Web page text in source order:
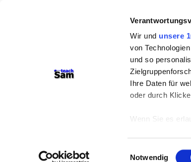
Wir und unsere
von
und so
Ihre Daten für
oder durch
Wenn Sie es
Ihr
Notwendig
teachSam- Arbeitsbereiche: